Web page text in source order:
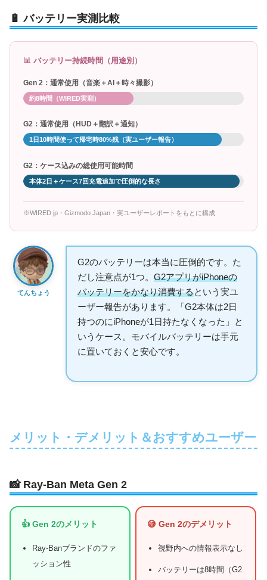
🔋 バッテリー実測比較
📊 バッテリー持続時間（用途別）
Gen 2：通常使用（音楽＋AI＋時々撮影）
約8時間（WIRED実測）
G2：通常使用（HUD＋翻訳＋通知）
1日10時間使って帰宅時80%残（実ユーザー報告）
G2：ケース込みの総使用可能時間
本体2日＋ケース7回充電追加で圧倒的な長さ
※WIRED.jp・Gizmodo Japan・実ユーザーレポートをもとに構成
てんちょう
G2のバッテリーは本当に圧倒的です。た
だし注意点が1つ。 G2アプリがiPhoneの
バッテリーをかなり消費するという実ユ
ーザー報告があります。「G2本体は2日
持つのにiPhoneが1日持たなくなった」と
いうケース。モバイルバッテリーは手元
に置いておくと安心です。
メリット・デメリット＆おすすめユーザー
📸 Ray-Ban Meta Gen 2
👍 Gen 2のメリット
Ray-Banブランドのファ
ッション性
😅 Gen 2のデメリット
視野内への情報表示なし
バッテリーは8時間（G2